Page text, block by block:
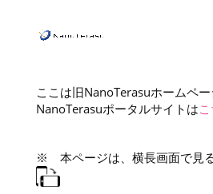
ここは旧NanoTerasuホームペ
NanoTerasuポータルサイトは
※ 本ページは、横長画面で見る